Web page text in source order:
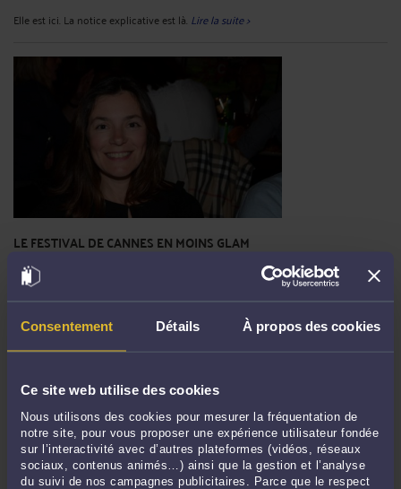
Consentement Détails À propos des cookies
Ce site web utilise des cookies
Nous utilisons des cookies pour mesurer la fréquentation de
notre site, pour vous proposer une expérience utilisateur fondée
sur l’interactivité avec d’autres plateformes (vidéos, réseaux
sociaux, contenus animés…) ainsi que la gestion et l’analyse
du suivi de nos campagnes publicitaires. Parce que le respect
Elle est ici. La notice explicative est là. Lire la suite >
LE FESTIVAL DE CANNES EN MOINS GLAM
ParCarole GHIBAUDO
décision de Justice rendue par la Cour Administrative de Marseille. En effet, le 13
novembre 2012, la Cour Administrative d'appel de Marseille a annulé l'arrêté du
13 avril 2004 en tant qu'il a autorisé la société SUD EST ASSAINISSEMENT à